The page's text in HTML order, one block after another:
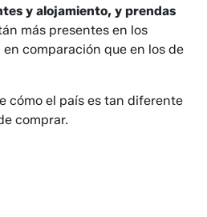
y alojamiento, y prendas
más presentes en los
comparación que en los de
cómo el país es tan diferente
comprar.